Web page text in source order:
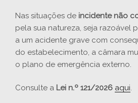
Nas situações de incidente não
pela sua natureza, seja razoável
a um acidente grave com
do estabelecimento, a câmara
o plano de emergência externo.
Consulte a Lei n.º 121/2026 aqui.